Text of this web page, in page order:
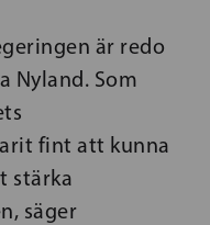
är redo
Nyland. Som
fint att kunna
stärka
säger